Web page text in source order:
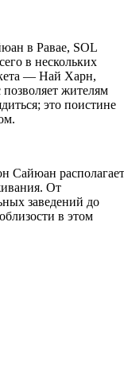
в Равае, SOL
в нескольких
— Най Харн,
позволяет жителям
это поистине
Сайюан располагает
От
заведений до
в этом